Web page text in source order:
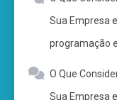
Sua Empresa
programação
O Que
Sua Empresa